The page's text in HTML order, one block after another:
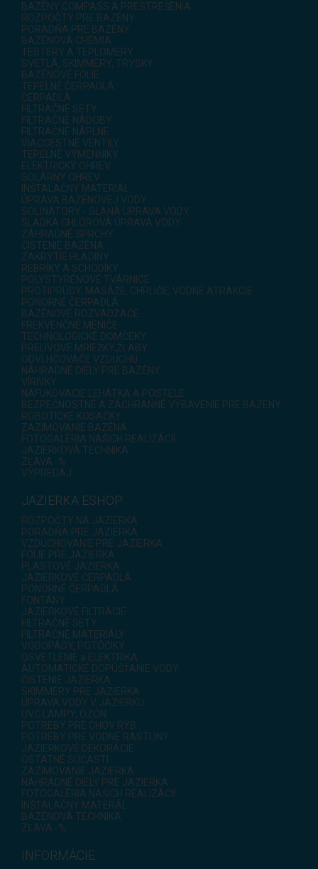
BAZÉNY COMPASS A PRESTREŠENIA
ROZPOČTY PRE BAZÉNY
PORADŇA PRE BAZÉNY
BAZÉNOVÁ CHÉMIA
TESTERY A TEPLOMERY
SVETLÁ, SKIMMERY, TRYSKY
BAZÉNOVÉ FÓLIE
TEPELNÉ ČERPADLÁ
ČERPADLÁ
FILTRAČNÉ SETY
FILTRAČNÉ NÁDOBY
FILTRAČNÉ NÁPLNE
VIACCESTNÉ VENTILY
TEPELNÉ VÝMENNÍKY
ELEKTRICKÝ OHREV
SOLÁRNY OHREV
INŠTALAČNÝ MATERIÁL
ÚPRAVA BAZÉNOVEJ VODY
SOLINÁTORY - SLANÁ ÚPRAVA VODY
SLADKÁ CHLÓROVÁ ÚPRAVA VODY
ZÁHRADNÉ SPRCHY
ČISTENIE BAZÉNA
ZAKRYTIE HLADINY
REBRÍKY A SCHODÍKY
POLYSTYRÉNOVÉ TVÁRNICE
PROTIPRÚDY, MASÁŽE, CHRLIČE, VODNÉ ATRAKCIE
PONORNÉ ČERPADLÁ
BAZÉNOVÉ ROZVÁDZAČE
FREKVENČNÉ MENIČE
TECHNOLOGICKÉ DOMČEKY
PRELIVOVÉ MRIEŽKY,ŽĽABY
ODVLHČOVAČE VZDUCHU
NÁHRADNÉ DIELY PRE BAZÉNY
VÍRIVKY
NAFUKOVACIE LEHÁTKA A POSTELE
BEZPEČNOSTNÉ A ZÁCHRANNÉ VYBAVENIE PRE BAZÉNY
ROBOTICKÉ KOSAČKY
ZAZIMOVANIE BAZÉNA
FOTOGALÉRIA NAŠICH REALIZÁCIÍ
JAZIERKOVÁ TECHNIKA
ZĽAVA -%
VÝPREDAJ
JAZIERKA ESHOP
ROZPOČTY NA JAZIERKA
PORADŇA PRE JAZIERKA
VZDUCHOVANIE PRE JAZIERKA
FÓLIE PRE JAZIERKA
PLASTOVÉ JAZIERKA
JAZIERKOVÉ ČERPADLÁ
PONORNÉ ČERPADLÁ
FONTÁNY
JAZIERKOVÉ FILTRÁCIE
FILTRAČNÉ SETY
FILTRAČNÉ MATERIÁLY
VODOPÁDY, POTÔČIKY
OSVETLENIE a ELEKTRIKA
AUTOMATICKÉ DOPÚŠŤANIE VODY
ČISTENIE JAZIERKA
SKIMMERY PRE JAZIERKA
ÚPRAVA VODY V JAZIERKU
UVC LAMPY, OZÓN
POTREBY PRE CHOV RÝB
POTREBY PRE VODNÉ RASTLINY
JAZIERKOVÉ DEKORÁCIE
OSTATNÉ SÚČASTI
ZAZIMOVANIE JAZIERKA
NÁHRADNÉ DIELY PRE JAZIERKA
FOTOGALÉRIA NAŠICH REALIZÁCIÍ
INŠTALAČNÝ MATERÁL
BAZÉNOVÁ TECHNIKA
ZĽAVA -%
INFORMÁCIE